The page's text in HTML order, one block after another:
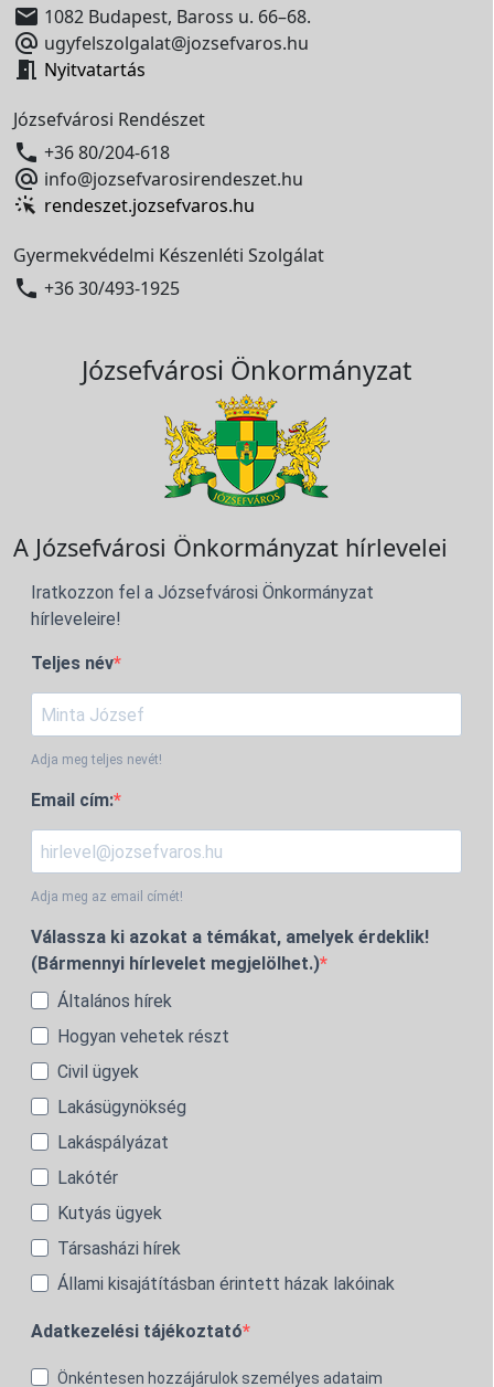
 1082 Budapest, Baross u. 66–68.
 ugyfelszolgalat@jozsefvaros.hu
 Nyitvatartás
Józsefvárosi Rendészet
 +36 80/204-618
 info@jozsefvarosirendeszet.hu
rendeszet.jozsefvaros.hu
Gyermekvédelmi Készenléti Szolgálat
 +36 30/493-1925
Józsefvárosi Önkormányzat
A Józsefvárosi Önkormányzat hírlevelei
Iratkozzon fel a Józsefvárosi Önkormányzat
hírleveleire!
Teljes név
Adja meg teljes nevét!
Email cím:
Adja meg az email címét!
Válassza ki azokat a témákat, amelyek érdeklik!
(Bármennyi hírlevelet megjelölhet.)
Általános hírek
Hogyan vehetek részt
Civil ügyek
Lakásügynökség
Lakáspályázat
Lakótér
Kutyás ügyek
Társasházi hírek
Állami kisajátításban érintett házak lakóinak
Adatkezelési tájékoztató
Önkéntesen hozzájárulok személyes adataim